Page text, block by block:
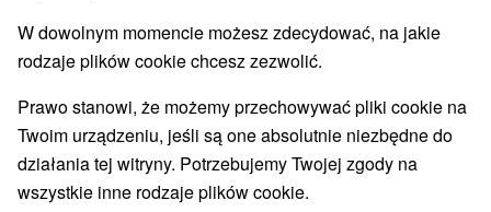
W dowolnym momencie możesz zdecydować, na jakie
rodzaje plików cookie chcesz zezwolić.
Prawo stanowi, że możemy przechowywać pliki cookie na
Twoim urządzeniu, jeśli są one absolutnie niezbędne do
działania tej witryny. Potrzebujemy Twojej zgody na
wszystkie inne rodzaje plików cookie.